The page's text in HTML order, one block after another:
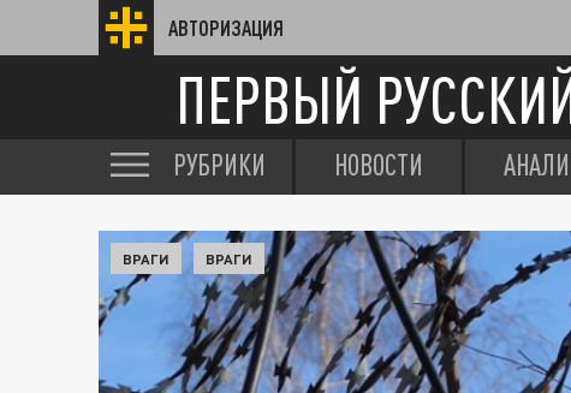
АВТОРИЗАЦИЯ
ПЕРВЫЙ
РУБРИКИ НОВОСТИ
ВРАГИ ВРАГИ